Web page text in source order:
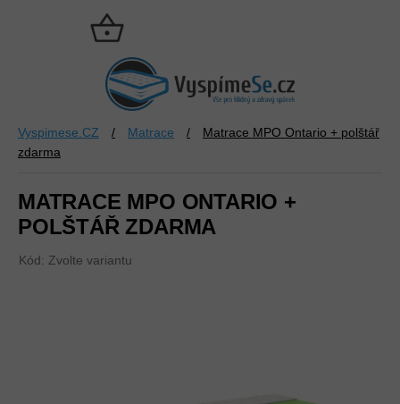
NÁKUPNÍ
KOŠÍK
Vyspimese.CZ / Matrace /
Matrace MPO Ontario + polštář
zdarma
MATRACE MPO ONTARIO +
POLŠTÁŘ ZDARMA
Kód: Zvolte variantu